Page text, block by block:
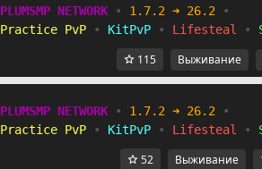
PLUMSMP NETWORK • 1.7.2 ➜ 26.2
•
Practice PvP
• KitPvP • Lifesteal •
115 Выживание
PLUMSMP NETWORK • 1.7.2 ➜ 26.2
•
Practice PvP
• KitPvP • Lifesteal •
52 Выживание